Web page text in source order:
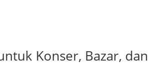
Konser, Bazar, dan